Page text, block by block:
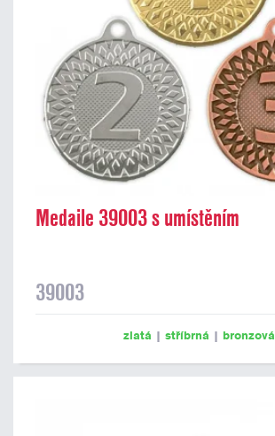
Medaile 39003 s umístěním
39003
zlatá | stříbrná | bronzová